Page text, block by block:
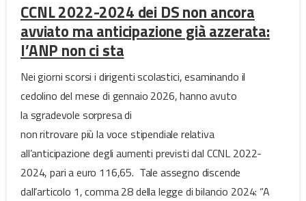
CCNL 2022-2024 dei DS non ancora
avviato ma anticipazione già azzerata:
l’ANP non ci sta
Nei giorni scorsi i dirigenti scolastici, esaminando il
cedolino del mese di gennaio 2026, hanno avuto
la sgradevole sorpresa di
non ritrovare più la voce stipendiale relativa
all’anticipazione degli aumenti previsti dal CCNL 2022-
2024, pari a euro 116,65. Tale assegno discende
dall’articolo 1, comma 28 della legge di bilancio 2024: “A